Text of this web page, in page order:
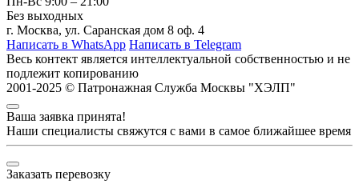
Без выходных
г. Москва, ул. Саранская дом 8 оф. 4
Написать в WhatsApp Написать в Telegram
Весь контект является интеллектуальной собственностью и не
подлежит копированию
2001-2025 © Патронажная Служба Москвы "ХЭЛП"
Ваша заявка принята!
Наши специалисты свяжутся с вами в самое ближайшее время
Заказать перевозку